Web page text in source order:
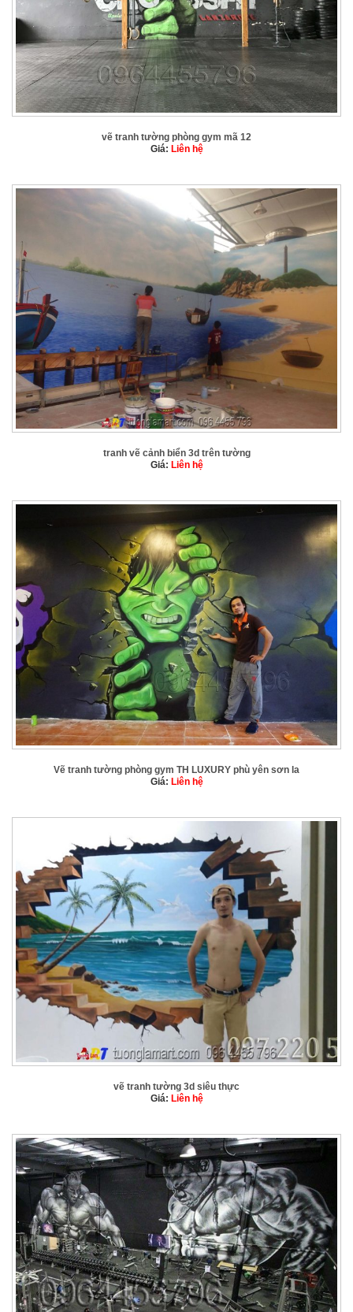
vẽ tranh tường phòng gym mã 12
Giá: Liên hệ
tranh vẽ cảnh biển 3d trên tường
Giá: Liên hệ
Vẽ tranh tường phòng gym TH LUXURY phù yên sơn la
Giá: Liên hệ
vẽ tranh tường 3d siêu thực
Giá: Liên hệ